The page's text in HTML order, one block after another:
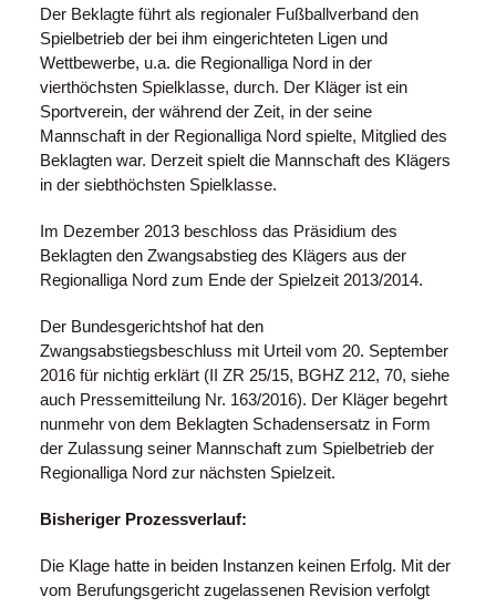
Der Beklagte führt als regionaler Fußballverband den
Spielbetrieb der bei ihm eingerichteten Ligen und
Wettbewerbe, u.a. die Regionalliga Nord in der
vierthöchsten Spielklasse, durch. Der Kläger ist ein
Sportverein, der während der Zeit, in der seine
Mannschaft in der Regionalliga Nord spielte, Mitglied des
Beklagten war. Derzeit spielt die Mannschaft des Klägers
in der siebthöchsten Spielklasse.
Im Dezember 2013 beschloss das Präsidium des
Beklagten den Zwangsabstieg des Klägers aus der
Regionalliga Nord zum Ende der Spielzeit 2013/2014.
Der Bundesgerichtshof hat den
Zwangsabstiegsbeschluss mit Urteil vom 20. September
2016 für nichtig erklärt (II ZR 25/15, BGHZ 212, 70, siehe
auch Pressemitteilung Nr. 163/2016). Der Kläger begehrt
nunmehr von dem Beklagten Schadensersatz in Form
der Zulassung seiner Mannschaft zum Spielbetrieb der
Regionalliga Nord zur nächsten Spielzeit.
Bisheriger Prozessverlauf:
Die Klage hatte in beiden Instanzen keinen Erfolg. Mit der
vom Berufungsgericht zugelassenen Revision verfolgt